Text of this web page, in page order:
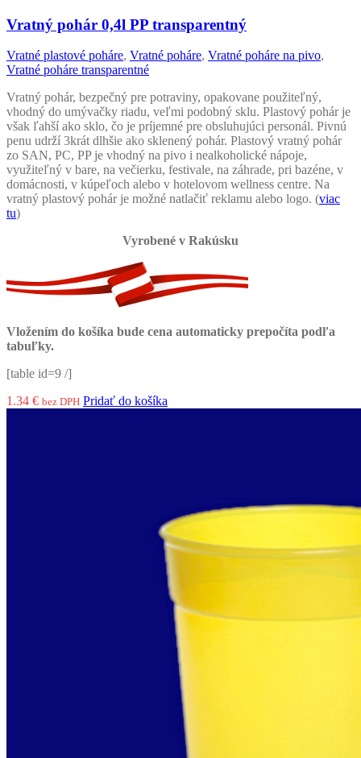
Vratný pohár 0,4l PP transparentný
Vratné plastové poháre, Vratné poháre, Vratné poháre na pivo,
Vratné poháre transparentné
Vratný pohár, bezpečný pre potraviny, opakovane použiteľný,
vhodný do umývačky riadu, veľmi podobný sklu. Plastový pohár je
však ľahší ako sklo, čo je príjemné pre obsluhujúci personál. Pivnú
penu udrží 3krát dlhšie ako sklenený pohár. Plastový vratný pohár
zo SAN, PC, PP je vhodný na pivo i nealkoholické nápoje,
využiteľný v bare, na večierku, festivale, na záhrade, pri bazéne, v
domácnosti, v kúpeľoch alebo v hotelovom wellness centre. Na
vratný plastový pohár je možné natlačiť reklamu alebo logo. (viac
tu)
Vyrobené v Rakúsku
Vložením do košíka bude cena automaticky prepočíta podľa
tabuľky.
[table id=9 /]
1.34 € bez DPH Pridať do košíka